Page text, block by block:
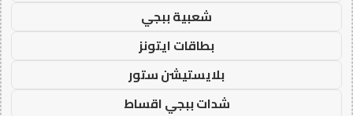
شعبية ببجي
بطاقات ايتونز
بلايستيشن ستور
شدات ببجي اقساط